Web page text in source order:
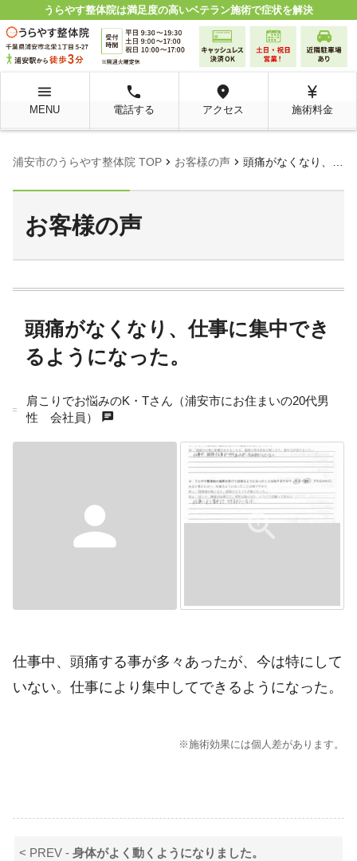
うらやす整体院は満足度の高いベテラン施術で症状を解決
menu
MENU
local_phone
電話する
room
アクセス
currency_yen
施術料金
浦安市のうらやす整体院 TOP chevron_right お客様の声 chevron_right 頭痛がなくなり、仕事に集中できるようになった。
お客様の声
頭痛がなくなり、仕事に集中でき
るようになった。
肩こりでお悩みのK・Tさん（浦安市にお住まいの20代男
性 会社員）
chat
person
仕事中、頭痛する事が多々あったが、今は特にして
いない。仕事により集中してできるようになった。
※施術効果には個人差があります。
< PREV -身体がよく動くようになりました。